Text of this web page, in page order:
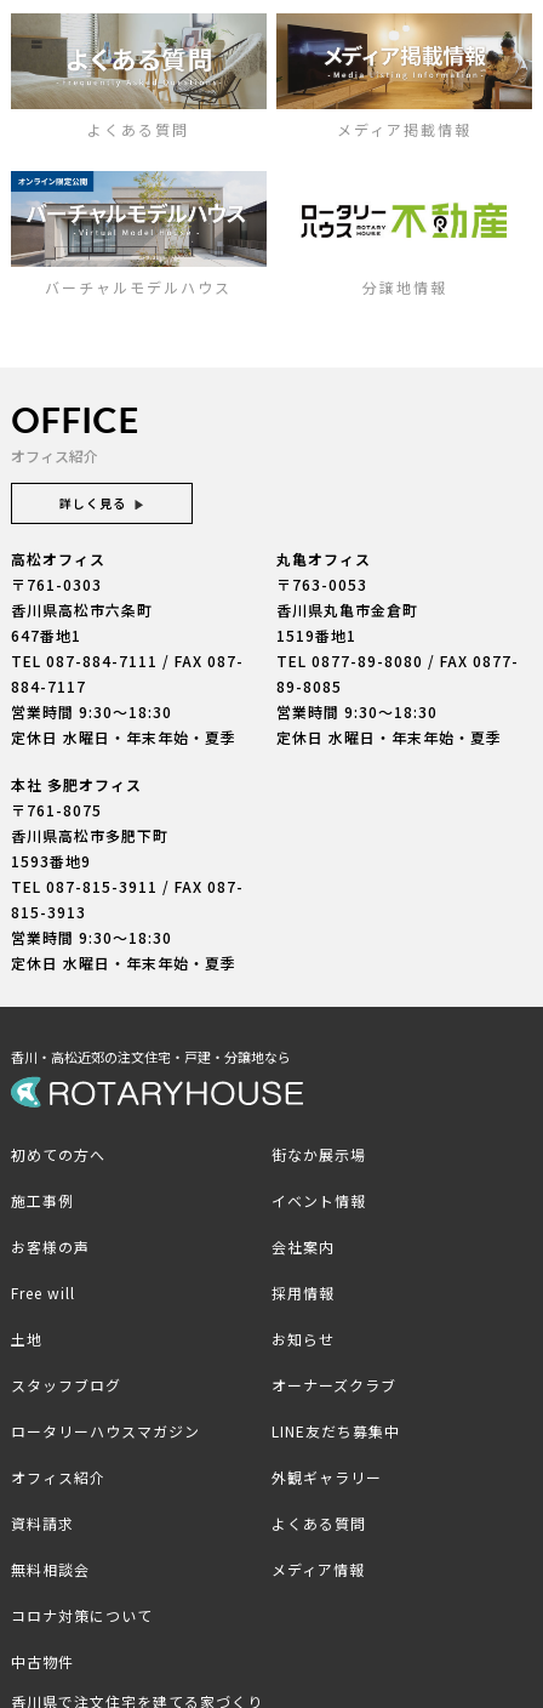
よくある質問 メディア掲載情報
バーチャルモデルハウス 分譲地情報
OFFICE
オフィス紹介
詳しく見る
高松オフィス
〒761-0303
香川県高松市六条町
647番地1
TEL 087-884-7111 / FAX 087-
884-7117
営業時間 9:30〜18:30
定休日 水曜日・年末年始・夏季
丸亀オフィス
〒763-0053
香川県丸亀市金倉町
1519番地1
TEL0877-89-8080 / FAX 0877-
89-8085
営業時間 9:30〜18:30
定休日 水曜日・年末年始・夏季
本社 多肥オフィス
〒761-8075
香川県高松市多肥下町
1593番地9
TEL 087-815-3911 / FAX 087-
815-3913
営業時間 9:30〜18:30
定休日 水曜日・年末年始・夏季
香川・高松近郊の注文住宅・戸建・分譲地なら
初めての方へ
施工事例
お客様の声
Free will
土地
街なか展示場
イベント情報
会社案内
採用情報
お知らせ
スタッフブログ
ロータリーハウスマガジン
オフィス紹介
資料請求
無料相談会
オーナーズクラブ
LINE友だち募集中
外観ギャラリー
よくある質問
メディア情報
コロナ対策について
中古物件
香川県で注文住宅を建てる家づくり